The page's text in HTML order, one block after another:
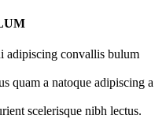
adipiscing convallis bulum
quam a natoque adipiscing a
scelerisque nibh lectus.